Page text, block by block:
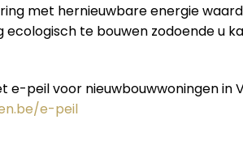
met hernieuwbare energie
ecologisch te bouwen zodoende u
e-peil voor nieuwbouwwoningen in
e-peil